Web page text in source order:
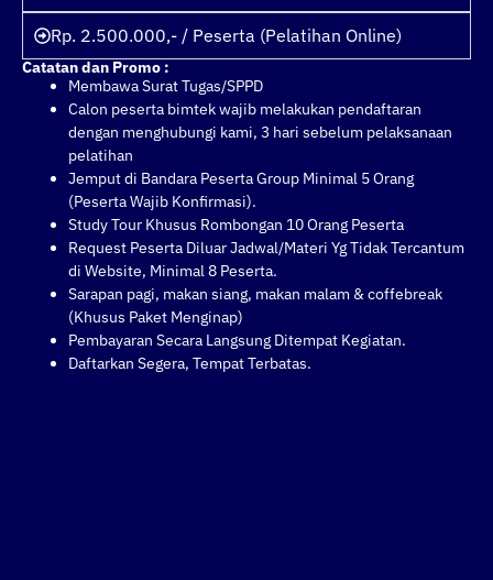
Rp. 2.500.000,- / Peserta (Pelatihan Online)
Catatan dan Promo :
Membawa Surat Tugas/SPPD
Calon peserta bimtek wajib melakukan pendaftaran
dengan menghubungi kami, 3 hari sebelum pelaksanaan
pelatihan
Jemput di Bandara Peserta Group Minimal 5 Orang
(Peserta Wajib Konfirmasi).
Study Tour Khusus Rombongan 10 Orang Peserta
Request Peserta Diluar Jadwal/Materi Yg Tidak Tercantum
di Website, Minimal 8 Peserta.
Sarapan pagi, makan siang, makan malam & coffebreak
(Khusus Paket Menginap)
Pembayaran Secara Langsung Ditempat Kegiatan.
Daftarkan Segera, Tempat Terbatas.